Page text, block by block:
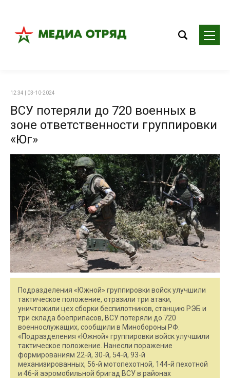
12:34 | 03-10-2024
ВСУ потеряли до 720 военных в
зоне ответственности группировки
«Юг»
Подразделения «Южной» группировки войск улучшили
тактическое положение, отразили три атаки,
уничтожили цех сборки беспилотников, станцию РЭБ и
три склада боеприпасов, ВСУ потеряли до 720
военнослужащих, сообщили в Минобороны РФ.
«Подразделения «Южной» группировки войск улучшили
тактическое положение. Нанесли поражение
формированиям 22-й, 30-й, 54-й, 93-й
механизированных, 56-й мотопехотной, 144-й пехотной
и 46-й аэромобильной бригад ВСУ в районах